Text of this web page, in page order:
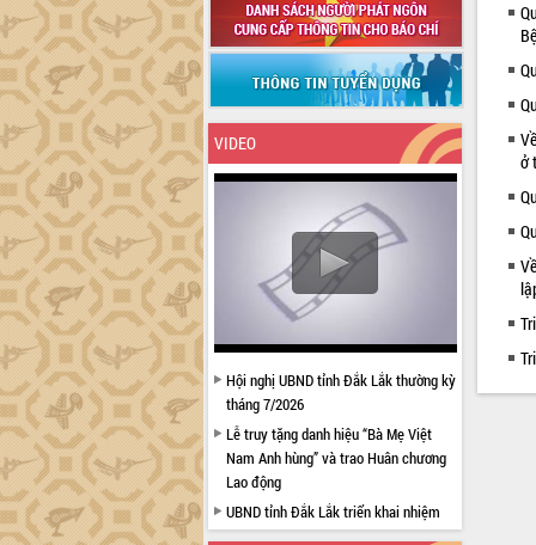
VIDEO
Hội nghị UBND tỉnh Đắk Lắk thường kỳ
tháng 7/2026
Lễ truy tặng danh hiệu “Bà Mẹ Việt
Nam Anh hùng” và trao Huân chương
Lao động
UBND tỉnh Đắk Lắk triển khai nhiệm
vụ 6 tháng cuối năm 2026
ở